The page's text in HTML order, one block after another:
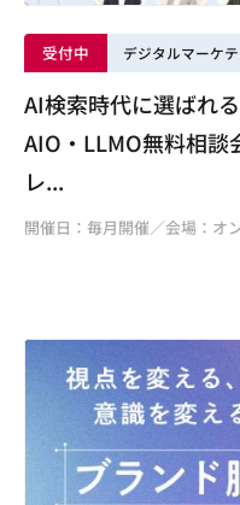
受付中 デジタルマーケ
AI検索時代に選ばれ
AIO・LLMO無料相
レ...
開催日：毎月開催／会場：オ